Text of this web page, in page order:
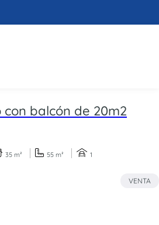
balcón de 20m2
35 m² 55 m² 1
VENTA